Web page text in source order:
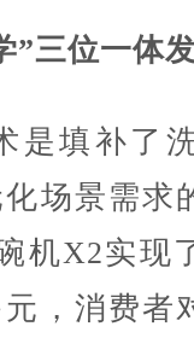
位一体
填补了
场景需求
机X2实现
，消费者